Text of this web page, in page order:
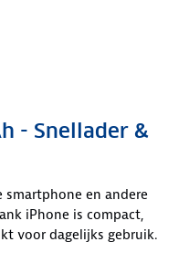
- Snellader &
en andere
iPhone is compact,
voor dagelijks gebruik.